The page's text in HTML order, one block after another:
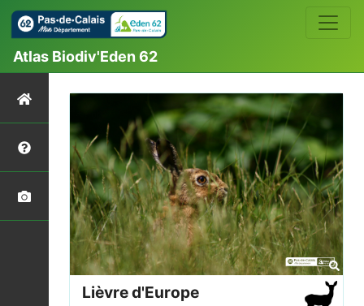
Atlas Biodiv'Eden 62
Lièvre d'Europe